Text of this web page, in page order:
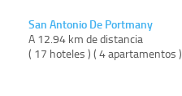
San Antonio De Portmany
A 12.94 km de distancia
( 17 hoteles ) ( 4 apartamentos )